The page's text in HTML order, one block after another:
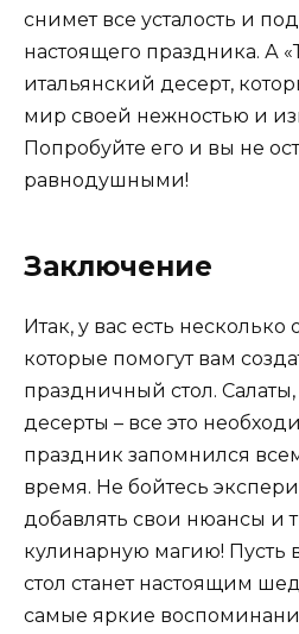
снимет все усталость и
настоящего праздника. А
итальянский десерт,
мир своей нежностью и
Попробуйте его и вы не
равнодушными!
Заключение
Итак, у вас есть
которые помогут вам
праздничный стол.
десерты – все это
праздник запомнился
время. Не бойтесь
добавлять свои нюансы и
кулинарную магию! Пусть
стол станет настоящим
самые яркие